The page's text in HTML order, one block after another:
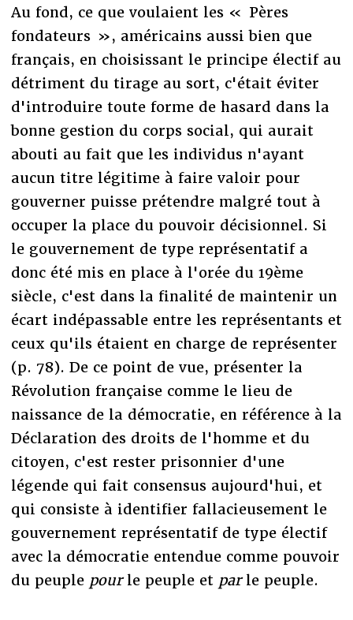
Au fond, ce que voulaient les « Pères
fondateurs », américains aussi bien que
français, en choisissant le principe électif au
détriment du tirage au sort, c'était éviter
d'introduire toute forme de hasard dans la
bonne gestion du corps social, qui aurait
abouti au fait que les individus n'ayant
aucun titre légitime à faire valoir pour
gouverner puisse prétendre malgré tout à
occuper la place du pouvoir décisionnel. Si
le gouvernement de type représentatif a
donc été mis en place à l'orée du 19ème
siècle, c'est dans la finalité de maintenir un
écart indépassable entre les représentants et
ceux qu'ils étaient en charge de représenter
(p. 78). De ce point de vue, présenter la
Révolution française comme le lieu de
naissance de la démocratie, en référence à la
Déclaration des droits de l'homme et du
citoyen, c'est rester prisonnier d'une
légende qui fait consensus aujourd'hui, et
qui consiste à identifier fallacieusement le
gouvernement représentatif de type électif
avec la démocratie entendue comme pouvoir
du peuple pourle peuple et parle peuple.